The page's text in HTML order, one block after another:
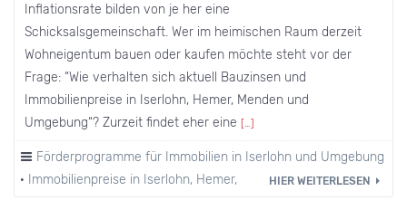
Inflationsrate bilden von je her eine
Schicksalsgemeinschaft. Wer im heimischen Raum derzeit
Wohneigentum bauen oder kaufen möchte steht vor der
Frage: “Wie verhalten sich aktuell Bauzinsen und
Immobilienpreise in Iserlohn, Hemer, Menden und
Umgebung“? Zurzeit findet eher eine […]
Förderprogramme für Immobilien in Iserlohn und Umgebung
· Immobilienpreise in Iserlohn, Hemer, Menden und Umgebung
HIER WEITERLESEN